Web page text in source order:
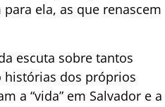
ela, as que renascem
escuta sobre tantos
histórias dos próprios
a “vida” em Salvador e a